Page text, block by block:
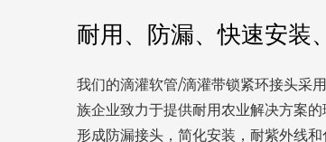
耐用、防漏、快速安装
我们的滴灌软管/滴灌带锁紧环接头采
族企业致力于提供耐用农业解决方案
形成防漏接头，简化安装，耐紫外线